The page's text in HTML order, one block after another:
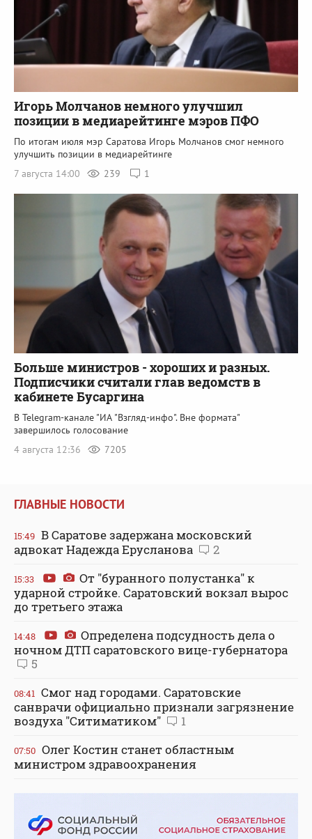
Игорь Молчанов немного улучшил
позиции в медиарейтинге мэров ПФО
По итогам июля мэр Саратова Игорь Молчанов смог немного
улучшить позиции в медиарейтинге
7 августа 14:00
239 1
Больше министров - хороших и разных.
Подписчики считали глав ведомств в
кабинете Бусаргина
В Telegram-канале "ИА "Взгляд-инфо". Вне формата"
завершилось голосование
4 августа 12:36
7205
ГЛАВНЫЕ НОВОСТИ
15:49 В Саратове задержана московский
адвокат Надежда Ерусланова
2
15:33
От "буранного полустанка" к
ударной стройке. Саратовский вокзал вырос
до третьего этажа
14:48
Определена подсудность дела о
ночном ДТП саратовского вице-губернатора
5
08:41 Смог над городами. Саратовские
санврачи официально признали загрязнение
воздуха "Ситиматиком"
1
07:50 Олег Костин станет областным
министром здравоохранения